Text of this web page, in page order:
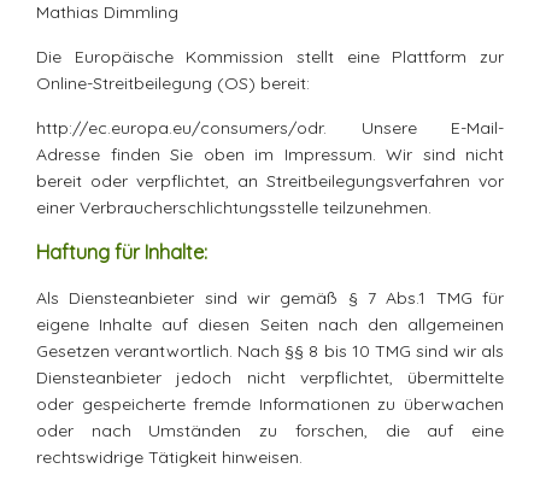
Mathias Dimmling
Die Europäische Kommission stellt eine Plattform zur
Online-Streitbeilegung (OS) bereit:
http://ec.europa.eu/consumers/odr. Unsere E-Mail-
Adresse finden Sie oben im Impressum. Wir sind nicht
bereit oder verpflichtet, an Streitbeilegungsverfahren vor
einer Verbraucherschlichtungsstelle teilzunehmen.
Haftung für Inhalte:
Als Diensteanbieter sind wir gemäß § 7 Abs.1 TMG für
eigene Inhalte auf diesen Seiten nach den allgemeinen
Gesetzen verantwortlich. Nach §§ 8 bis 10 TMG sind wir als
Diensteanbieter jedoch nicht verpflichtet, übermittelte
oder gespeicherte fremde Informationen zu überwachen
oder nach Umständen zu forschen, die auf eine
rechtswidrige Tätigkeit hinweisen.